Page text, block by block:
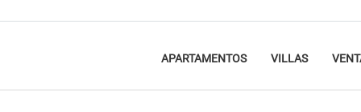
APARTAMENTOS VILLAS